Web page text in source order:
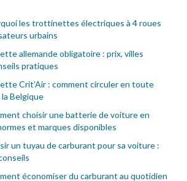
les trottinettes électriques à 4 roues
urbains
allemande obligatoire : prix, villes
pratiques
Crit’Air : comment circuler en toute
Belgique
choisir une batterie de voiture en
et marques disponibles
un tuyau de carburant pour sa voiture :
économiser du carburant au quotidien